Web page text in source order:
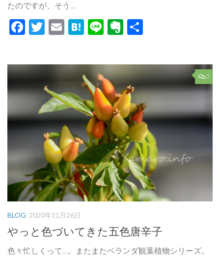
たのですが、そう...
Facebook
Twitter
EmailHatena
LineEvernote
0
BLOG 2020年11月26日
やっと色づいてきた五色唐辛子
色々忙しくって…。またまたベランダ観葉植物シリーズ。